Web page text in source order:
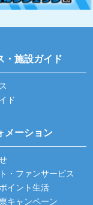
・施設ガイド
ド
メーション
・ファンサービス
イント生活
キャンペーン